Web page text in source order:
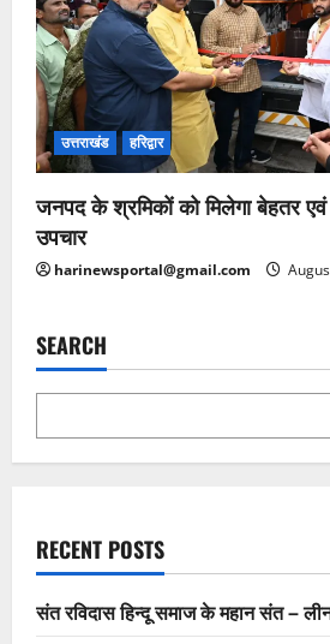
उत्तराखंड हरिद्वार
जनपद के श्रमिकों को मिलेगा बेहतर
उपचार
harinewsportal@gmail.com
SEARCH
RECENT POSTS
संत रविदास हिन्दू समाज के महान संत –